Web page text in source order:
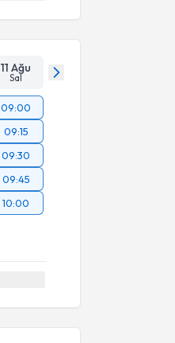
11 Ağu
Sal
09:00
09:15
09:30
09:45
10:00